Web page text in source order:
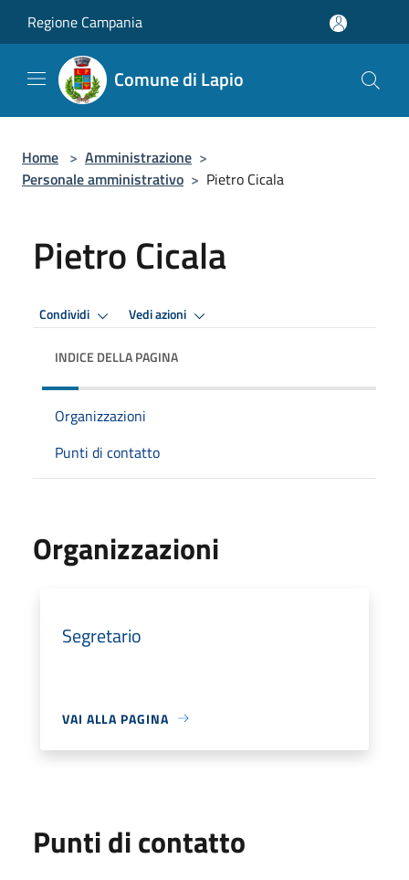
Regione Campania
Comune di Lapio
Home > Amministrazione >
Personale amministrativo > Pietro Cicala
Pietro Cicala
Condividi Vedi azioni
INDICE DELLA PAGINA
Organizzazioni
Punti di contatto
Organizzazioni
Segretario
VAI ALLA PAGINA
Punti di contatto